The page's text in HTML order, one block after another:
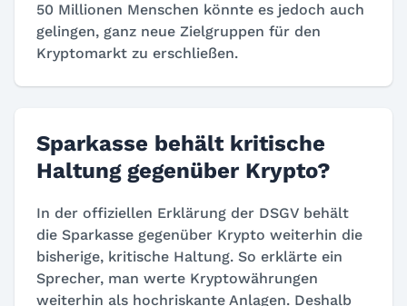
50 Millionen Menschen könnte es jedoch auch
gelingen, ganz neue Zielgruppen für den
Kryptomarkt zu erschließen.
Sparkasse behält kritische
Haltung gegenüber Krypto?
In der offiziellen Erklärung der DSGV behält
die Sparkasse gegenüber Krypto weiterhin die
bisherige, kritische Haltung. So erklärte ein
Sprecher, man werte Kryptowährungen
weiterhin als hochriskante Anlagen. Deshalb